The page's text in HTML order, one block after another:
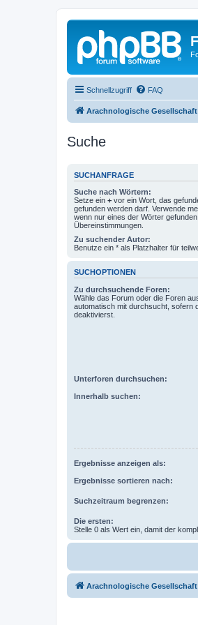
Schnellzugriff FAQ
Arachnologische Gesellschaft
Suche
SUCHANFRAGE
Suche nach Wörtern:
Setze ein + vor ein Wort, das
gefunden werden darf. Verwende
wenn nur eines der Wörter
Übereinstimmungen.
Zu suchender Autor:
Benutze ein * als Platzhalter für
SUCHOPTIONEN
Zu durchsuchende Foren:
Wähle das Forum oder die Foren
automatisch mit durchsucht, sofern
deaktivierst.
Unterforen durchsuchen:
Innerhalb suchen:
Ergebnisse anzeigen als:
Ergebnisse sortieren nach:
Suchzeitraum begrenzen:
Die ersten:
Stelle 0 als Wert ein, damit der
Arachnologische Gesellschaft